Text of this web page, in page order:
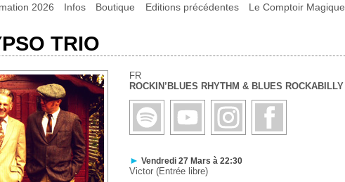
2026 Infos Boutique Editions précédentes Le Comptoir Magique
TRIO
FR
ROCKIN’BLUES RHYTHM & BLUES ROCKABILLY
► Vendredi 27 Mars à 22:30
Victor (Entrée libre)